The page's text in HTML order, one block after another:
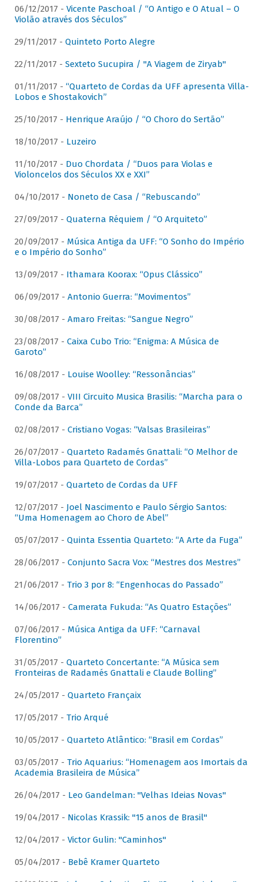
06/12/2017 - Vicente Paschoal / “O Antigo e O Atual – O
Violão através dos Séculos”
29/11/2017 - Quinteto Porto Alegre
22/11/2017 - Sexteto Sucupira / "A Viagem de Ziryab"
01/11/2017 - “Quarteto de Cordas da UFF apresenta Villa-
Lobos e Shostakovich”
25/10/2017 - Henrique Araújo / “O Choro do Sertão”
18/10/2017 - Luzeiro
11/10/2017 - Duo Chordata / “Duos para Violas e
Violoncelos dos Séculos XX e XXI”
04/10/2017 - Noneto de Casa / “Rebuscando”
27/09/2017 - Quaterna Réquiem / “O Arquiteto”
20/09/2017 - Música Antiga da UFF: “O Sonho do Império
e o Império do Sonho”
13/09/2017 - Ithamara Koorax: “Opus Clássico”
06/09/2017 - Antonio Guerra: “Movimentos”
30/08/2017 - Amaro Freitas: “Sangue Negro”
23/08/2017 - Caixa Cubo Trio: “Enigma: A Música de
Garoto”
16/08/2017 - Louise Woolley: “Ressonâncias”
09/08/2017 - VIII Circuito Musica Brasilis: “Marcha para o
Conde da Barca”
02/08/2017 - Cristiano Vogas: “Valsas Brasileiras”
26/07/2017 - Quarteto Radamés Gnattali: “O Melhor de
Villa-Lobos para Quarteto de Cordas”
19/07/2017 - Quarteto de Cordas da UFF
12/07/2017 - Joel Nascimento e Paulo Sérgio Santos:
“Uma Homenagem ao Choro de Abel”
05/07/2017 - Quinta Essentia Quarteto: “A Arte da Fuga”
28/06/2017 - Conjunto Sacra Vox: “Mestres dos Mestres”
21/06/2017 - Trio 3 por 8: “Engenhocas do Passado”
14/06/2017 - Camerata Fukuda: “As Quatro Estações”
07/06/2017 - Música Antiga da UFF: “Carnaval
Florentino”
31/05/2017 - Quarteto Concertante: “A Música sem
Fronteiras de Radamés Gnattali e Claude Bolling”
24/05/2017 - Quarteto Françaix
17/05/2017 - Trio Arqué
10/05/2017 - Quarteto Atlântico: “Brasil em Cordas”
03/05/2017 - Trio Aquarius: “Homenagem aos Imortais da
Academia Brasileira de Música”
26/04/2017 - Leo Gandelman: "Velhas Ideias Novas"
19/04/2017 - Nicolas Krassik: "15 anos de Brasil"
12/04/2017 - Victor Gulin: "Caminhos"
05/04/2017 - Bebê Kramer Quarteto